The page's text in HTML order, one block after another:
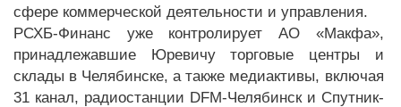
сфере коммерческой деятельности и управления.
РСХБ-Финанс уже контролирует АО «Макфа»,
принадлежавшие Юревичу торговые центры и
склады в Челябинске, а также медиактивы, включая
31 канал, радиостанции DFM-Челябинск и Спутник-